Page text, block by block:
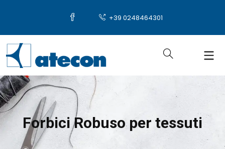
+39 0248464301
Forbici Robuso per tessuti